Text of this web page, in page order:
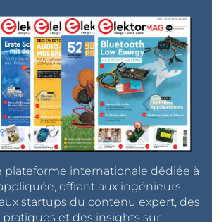
plateforme internationale dédiée à
offrant aux ingénieurs,
startups du contenu expert, des
pratiques et des insights sur